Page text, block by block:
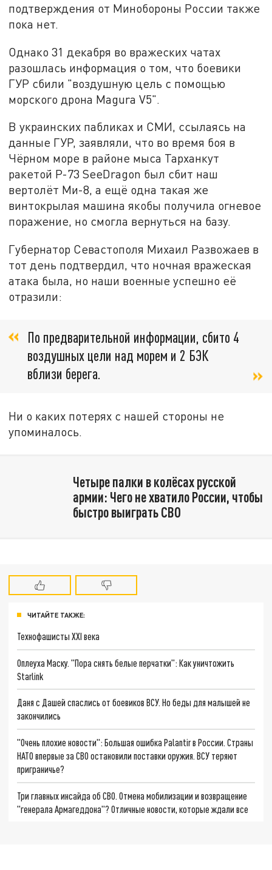
подтверждения от Минобороны России также
пока нет.
Однако 31 декабря во вражеских чатах
разошлась информация о том, что боевики
ГУР сбили "воздушную цель с помощью
морского дрона Magura V5".
В украинских пабликах и СМИ, ссылаясь на
данные ГУР, заявляли, что во время боя в
Чёрном море в районе мыса Тарханкут
ракетой Р-73 SeeDragon был сбит наш
вертолёт Ми-8, а ещё одна такая же
винтокрылая машина якобы получила огневое
поражение, но смогла вернуться на базу.
Губернатор Севастополя Михаил Развожаев в
тот день подтвердил, что ночная вражеская
атака была, но наши военные успешно её
отразили:
По предварительной информации, сбито 4
воздушных цели над морем и 2 БЭК
вблизи берега.
Ни о каких потерях с нашей стороны не
упоминалось.
Четыре палки в колёсах русской
армии: Чего не хватило России, чтобы
быстро выиграть СВО
ЧИТАЙТЕ ТАКЖЕ:
Технофашисты XXI века
Оплеуха Маску. "Пора снять белые перчатки": Как уничтожить
Starlink
Даня с Дашей спаслись от боевиков ВСУ. Но беды для малышей не
закончились
"Очень плохие новости": Большая ошибка Palantir в России. Страны
НАТО впервые за СВО остановили поставки оружия. ВСУ теряют
приграничье?
Три главных инсайда об СВО. Отмена мобилизации и возвращение
"генерала Армагеддона"? Отличные новости, которые ждали все